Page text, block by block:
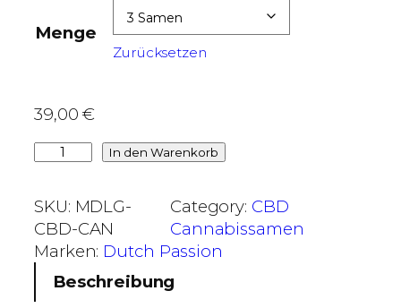
3
9
,
€
b
s
7
9
,
Menge
Zurücksetzen
39,00€
a
r
l
o
In den Warenkorb
SKU: MDLG-
CBD-CAN
Category: CBD
Cannabissamen
Marken: Dutch Passion
Beschreibung